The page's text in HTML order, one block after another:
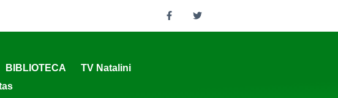
BIBLIOTECA
TV Natalini